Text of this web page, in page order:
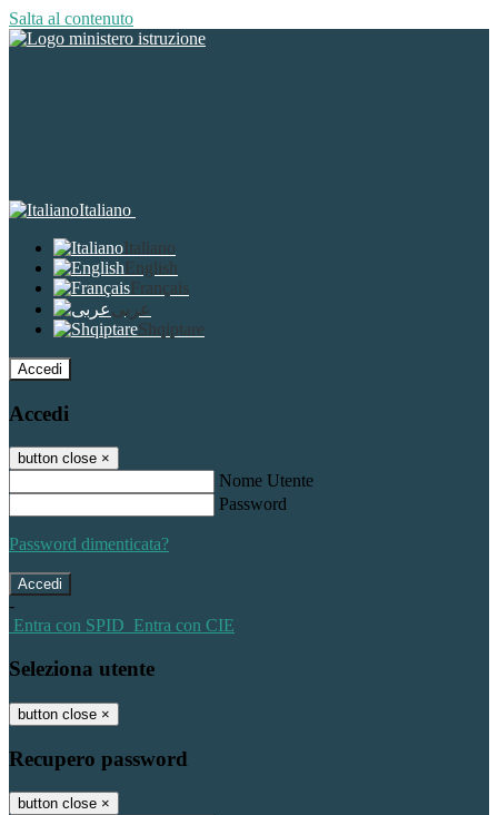
Salta al contenuto
Italiano
Italiano
English
Français
عربى
Shqiptare
Accedi
Accedi
button close ×
Nome Utente
Password
Password dimenticata?
-
Entra con SPID Entra con CIE
Seleziona utente
button close ×
Recupero password
button close ×